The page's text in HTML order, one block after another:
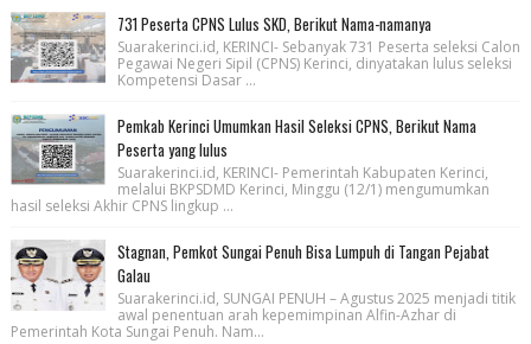
731 Peserta CPNS Lulus SKD, Berikut Nama-namanya
Suarakerinci.id, KERINCI- Sebanyak 731 Peserta seleksi Calon
Pegawai Negeri Sipil (CPNS) Kerinci, dinyatakan lulus seleksi
Kompetensi Dasar ...
Pemkab Kerinci Umumkan Hasil Seleksi CPNS, Berikut Nama
Peserta yang lulus
Suarakerinci.id, KERINCI- Pemerintah Kabupaten Kerinci,
melalui BKPSDMD Kerinci, Minggu (12/1) mengumumkan
hasil seleksi Akhir CPNS lingkup ...
Stagnan, Pemkot Sungai Penuh Bisa Lumpuh di Tangan Pejabat
Galau
Suarakerinci.id, SUNGAI PENUH – Agustus 2025 menjadi titik
awal penentuan arah kepemimpinan Alfin-Azhar di
Pemerintah Kota Sungai Penuh. Nam...